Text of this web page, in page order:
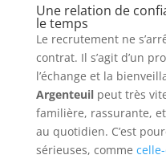
Une relation de
le temps
Le recrutement ne
contrat. Il s’agit d’un
l’échange et la
Argenteuilpeut très
familière, rassurante,
au quotidien. C’est
sérieuses, comme